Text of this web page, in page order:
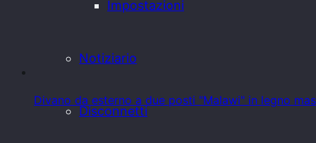
Impostazioni
Notiziario
Disconnetti
Divano da esterno a due posti "Malawi" in legno